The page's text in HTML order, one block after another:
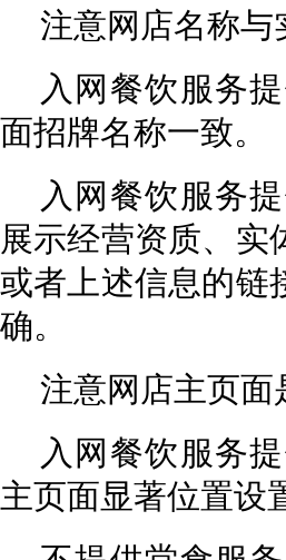
注意网店名称
入网餐饮服务
面招牌名称一致。
入网餐饮服务
展示经营资质、实
或者上述信息的链
确。
注意网店主页面
入网餐饮服务
主页面显著位置设